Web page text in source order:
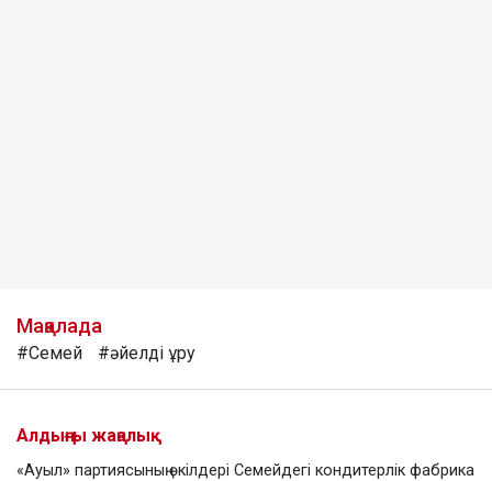
Мақалада
#Семей #әйелді ұру
Алдыңғы жаңалық
«Ауыл» партиясының өкілдері Семейдегі кондитерлік фабрика